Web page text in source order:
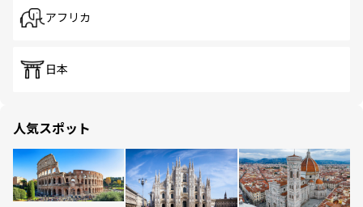
アフリカ
日本
人気スポット